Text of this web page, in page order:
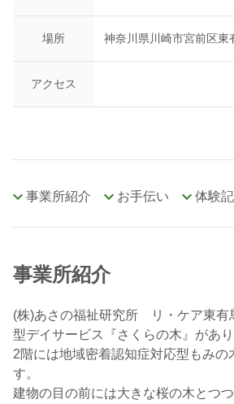
場所 神奈川県川崎市宮前区東
アクセス
事業所紹介 お手伝い 体験
事業所紹介
(株)あさの福祉研究所 リ・ケア東有
型デイサービス『さくらの木』があり
2階には地域密着認知症対応型もみの
す。
建物の目の前には大きな桜の木とつ